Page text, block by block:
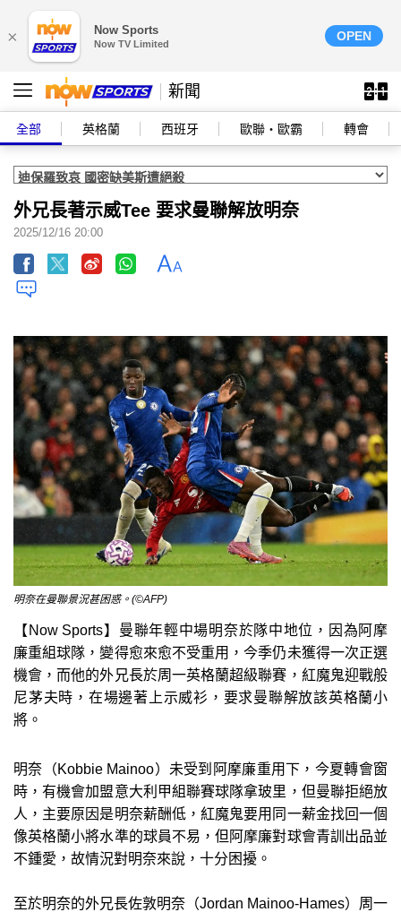
× Now Sports
Now TV Limited
OPEN
新聞
全部 英格蘭 西班牙 歐聯‧歐霸 轉會
外兄長著示威Tee 要求曼聯解放明奈
2025/12/16 20:00
明奈在曼聯景況甚困惑。(©AFP)
【Now Sports】曼聯年輕中場明奈於隊中地位，因為阿摩
廉重組球隊，變得愈來愈不受重用，今季仍未獲得一次正選
機會，而他的外兄長於周一英格蘭超級聯賽，紅魔鬼迎戰般
尼茅夫時，在場邊著上示威衫，要求曼聯解放該英格蘭小
將。
明奈（Kobbie Mainoo）未受到阿摩廉重用下，今夏轉會窗
時，有機會加盟意大利甲組聯賽球隊拿玻里，但曼聯拒絕放
人，主要原因是明奈薪酬低，紅魔鬼要用同一薪金找回一個
像英格蘭小將水準的球員不易，但阿摩廉對球會青訓出品並
不鍾愛，故情況對明奈來說，十分困擾。
至於明奈的外兄長佐敦明奈（Jordan Mainoo-Hames）周一